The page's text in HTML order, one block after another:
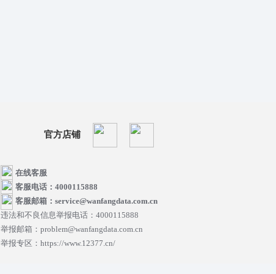
官方店铺
在线客服
客服电话：4000115888
客服邮箱：service@wanfangdata.com.cn
违法和不良信息举报电话：4000115888
举报邮箱：problem@wanfangdata.com.cn
举报专区：https://www.12377.cn/